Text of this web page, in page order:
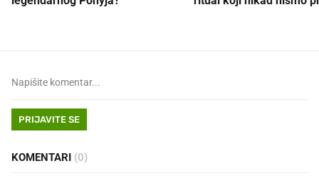
PRIJAVITE SE
KOMENTARI (0)